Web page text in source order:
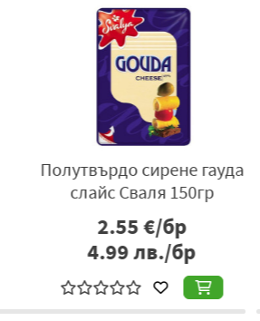
удобна
Вносител:
Полутвърдо сирене гауда
слайс Сваля 150гр
2.55€/бр
4.99лв./бр